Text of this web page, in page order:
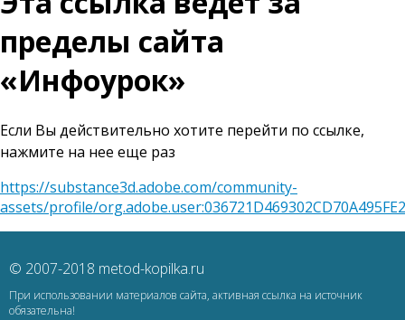
пределы сайта
«Инфоурок»
Если Вы действительно хотите перейти по ссылке,
нажмите на нее еще раз
https://substance3d.adobe.com/community-
assets/profile/
© 2007-2018 metod-kopilka.ru
При использовании материалов сайта, активная ссылка на источник
обязательна!